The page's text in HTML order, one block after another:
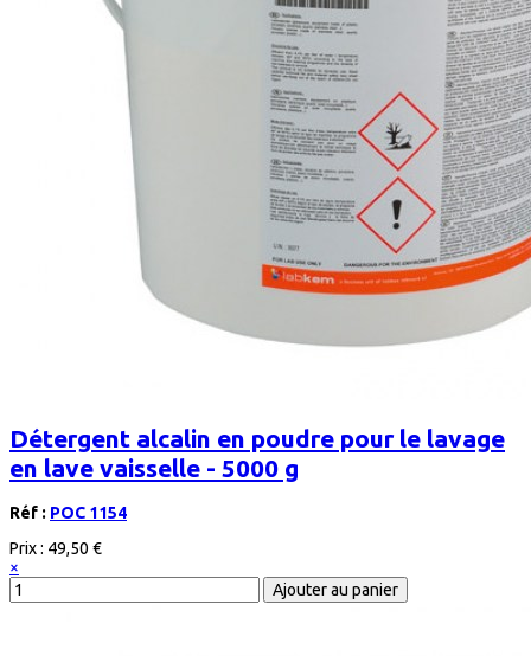
Détergent alcalin en poudre pour le lavage
en lave vaisselle - 5000 g
Réf : POC 1154
Prix : 49,50 €
×